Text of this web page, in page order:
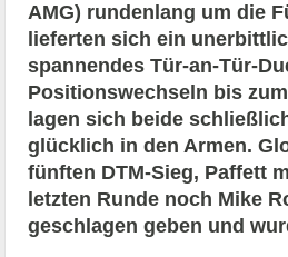
AMG) rundenlang um die
lieferten sich ein
spannendes Tür-an-Tür-
Positionswechseln bis
lagen sich beide
glücklich in den Armen.
fünften DTM-Sieg, Paffett
letzten Runde noch Mike
geschlagen geben und